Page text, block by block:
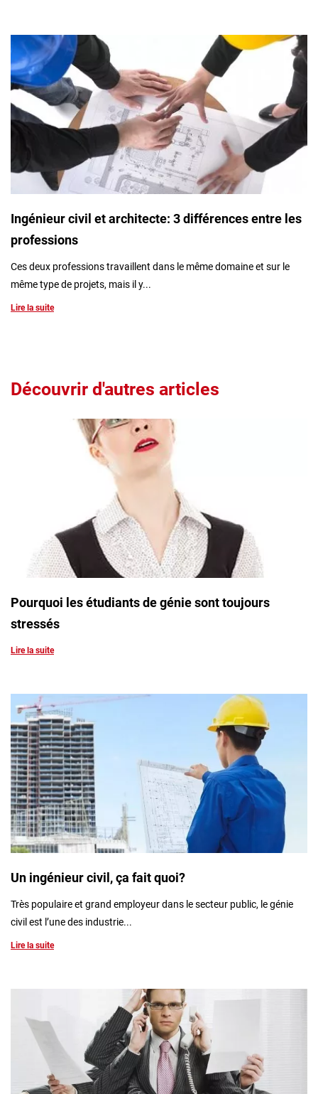
Ingénieur civil et architecte: 3 différences entre les
professions
Ces deux professions travaillent dans le même domaine et sur le
même type de projets, mais il y...
Lire la suite
Découvrir d'autres articles
Pourquoi les étudiants de génie sont toujours
stressés
Lire la suite
Un ingénieur civil, ça fait quoi?
Très populaire et grand employeur dans le secteur public, le génie
civil est l’une des industrie...
Lire la suite